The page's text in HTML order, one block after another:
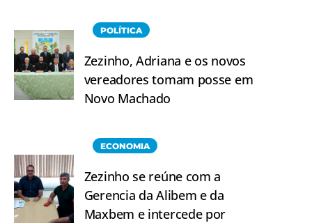
POLÍTICA
Zezinho, Adriana e os novos
vereadores tomam posse em
Novo Machado
ECONOMIA
Zezinho se reúne com a
Gerencia da Alibem e da
Maxbem e intercede por